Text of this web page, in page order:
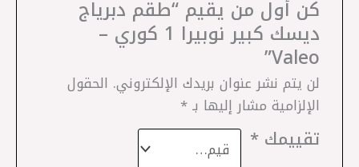
كن أول من يقيم “طقم دبرياج
ديسك كبير نوبيرا 1 كوري –
Valeo”
لن يتم نشر عنوان بريدك الإلكتروني. الحقول
الإلزامية مشار إليها بـ*
تقييمك*